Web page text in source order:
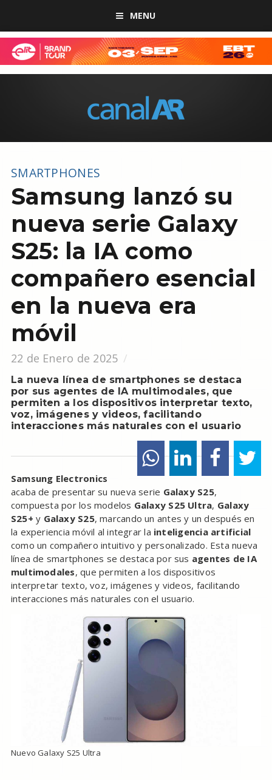
MENU
SMARTPHONES
Samsung lanzó su
nueva serie Galaxy
S25: la IA como
compañero esencial
en la nueva era
móvil
22 de Enero de 2025
La nueva línea de smartphones se destaca
por sus agentes de IA multimodales, que
permiten a los dispositivos interpretar texto,
voz, imágenes y videos, facilitando
interacciones más naturales con el usuario
Samsung Electronics
acaba de presentar su nueva serie Galaxy S25,
compuesta por los modelos Galaxy S25 Ultra, Galaxy
S25+ y Galaxy S25, marcando un antes y un después en
la experiencia móvil al integrar la inteligencia artificial
como un compañero intuitivo y personalizado. Esta nueva
línea de smartphones se destaca por sus agentes de IA
multimodales, que permiten a los dispositivos
interpretar texto, voz, imágenes y videos, facilitando
interacciones más naturales con el usuario.
Nuevo Galaxy S25 Ultra